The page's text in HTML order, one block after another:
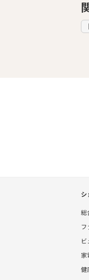
シ
総
フ
家
健